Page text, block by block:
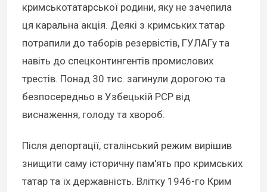
кримськотатарської родини, яку не зачепила
ця каральна акція. Деякі з кримських татар
потрапили до таборів резервістів, ГУЛАГу та
навіть до спецконтингентів промислових
трестів. Понад 30 тис. загинули дорогою та
безпосередньо в Узбецькій РСР від
виснаження, голоду та хвороб.
Після депортації, сталінський режим вирішив
знищити саму історичну пам'ять про кримських
татар та їх державність. Влітку 1946-го Крим